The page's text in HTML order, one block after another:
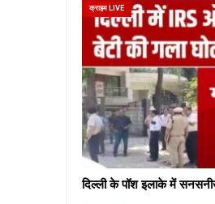
क्राइम LIVE
दिल्ली के पॉश इलाके में